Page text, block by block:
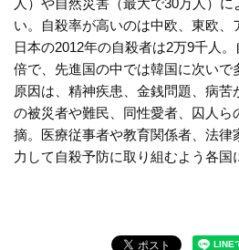
人）や自然災害（最大で30万人）
い。自殺率が高いのは中欧、東欧、
日本の2012年の自殺者は2万9千人
倍で、先進国の中では韓国に次いで
原因は、精神疾患、金銭問題、病苦
の被災者や難民、同性愛者、囚人ら
摘。医療従事者や教育関係者、法律
力して自殺予防に取り組むよう各国